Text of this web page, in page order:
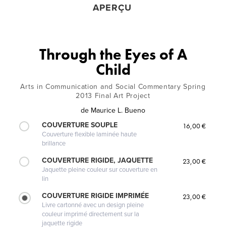
APERÇU
Through the Eyes of A
Child
Arts in Communication and Social Commentary Spring
2013 Final Art Project
de Maurice L. Bueno
COUVERTURE SOUPLE
Couverture flexible laminée haute
brillance
16,00 €
COUVERTURE RIGIDE, JAQUETTE
Jaquette pleine couleur sur couverture en
lin
23,00 €
COUVERTURE RIGIDE IMPRIMÉE
Livre cartonné avec un design pleine
couleur imprimé directement sur la
jaquette rigide
23,00 €